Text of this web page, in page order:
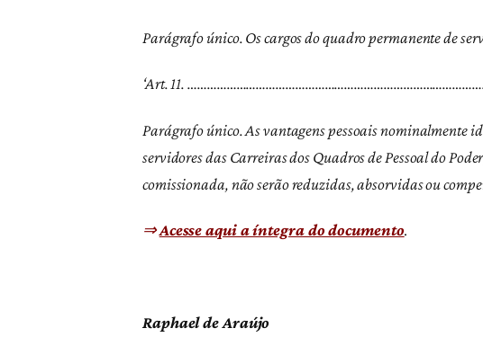
Parágrafo único. Os cargos do quadro permanente de
‘Art. 11.
Parágrafo único. As vantagens pessoais nominalmente
servidores das Carreiras dos Quadros de Pessoal do
comissionada, não serão reduzidas, absorvidas ou
⇒Acesse aqui a íntegra do documento.
Raphael de Araújo